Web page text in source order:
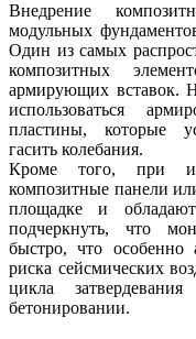
Внедрение
модульных
Один из самых
композитных
армирующих вставок.
использоваться
пластины, которые
гасить колебания.
Кроме того, при
композитные панели
площадке и
подчеркнуть, что
быстро, что особенно
риска сейсмических
цикла
бетонировании.